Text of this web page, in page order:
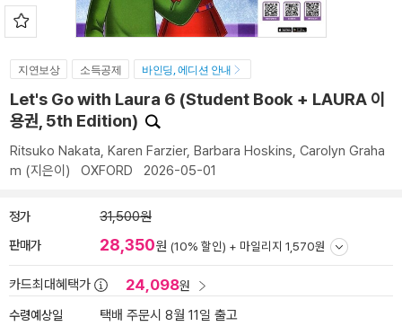
지연보상 소득공제 바인딩, 에디션 안내
Let's Go with Laura 6 (Student Book + LAURA 이
용권, 5th Edition)
Ritsuko Nakata, Karen Farzier, Barbara Hoskins, Carolyn Graha
m (지은이) OXFORD 2026-05-01
정가 31,500원
판매가 28,350원 (10% 할인) + 마일리지 1,570원
카드최대혜택가 24,098원
수령예상일
택배 주문시 8월 11일 출고